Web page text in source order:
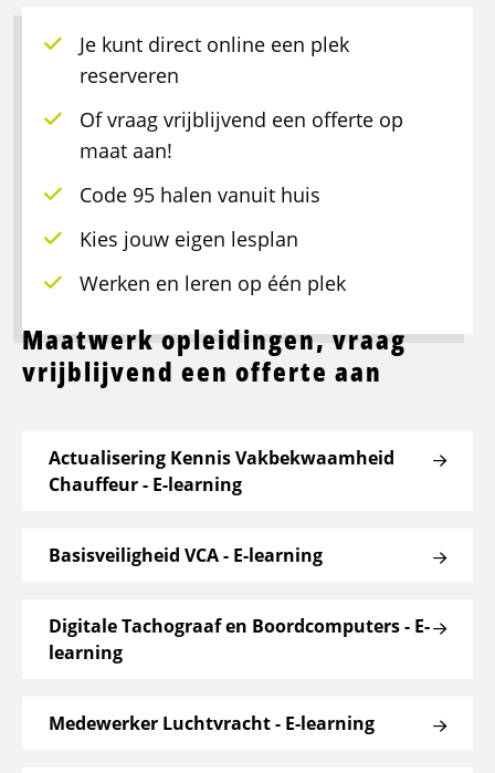
Je kunt direct online een plek
reserveren
Of vraag vrijblijvend een offerte op
maat aan!
Code 95 halen vanuit huis
Kies jouw eigen lesplan
Werken en leren op één plek
Maatwerk opleidingen, vraag
vrijblijvend een offerte aan
Actualisering Kennis Vakbekwaamheid
Chauffeur - E-learning
Basisveiligheid VCA - E-learning
Digitale Tachograaf en Boordcomputers - E-
learning
Medewerker Luchtvracht - E-learning